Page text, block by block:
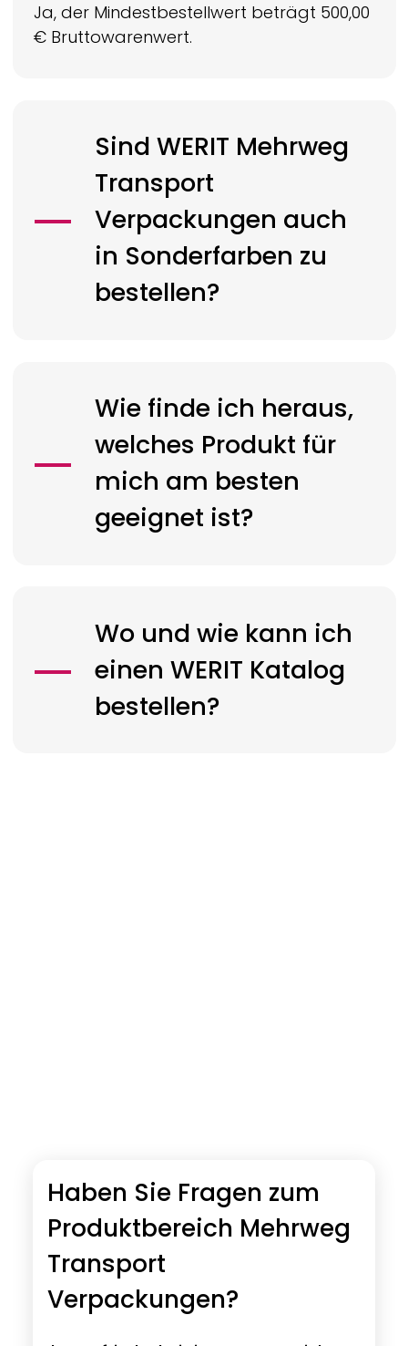
Ja, der Mindestbestellwert beträgt 500,00
€ Bruttowarenwert.
Sind WERIT Mehrweg
Transport
Verpackungen auch
in Sonderfarben zu
bestellen?
Wie finde ich heraus,
welches Produkt für
mich am besten
geeignet ist?
Wo und wie kann ich
einen WERIT Katalog
bestellen?
Haben Sie Fragen zum
Produktbereich Mehrweg
Transport
Verpackungen?